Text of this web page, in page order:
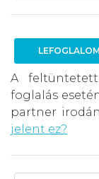
A feltüntetett
foglalás
partner
jelent ez?